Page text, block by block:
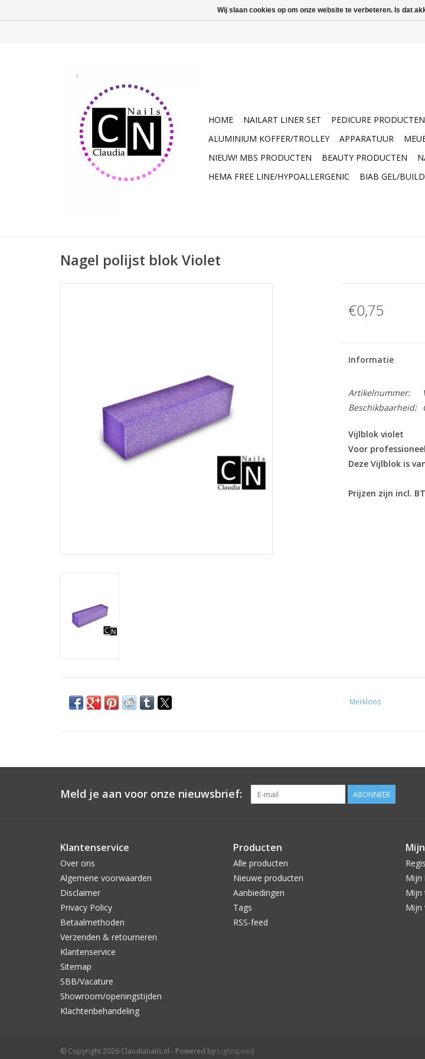
HOME NAILART LINER SET PEDICURE PRODUCTEN
ALUMINIUM KOFFER/TROLLEY
APPARATUUR
NIEUW! MBS PRODUCTEN
BEAUTY PRODUCTEN
HEMA FREE LINE/HYPOALLERGENIC
BIAB GEL/
Nagel polijst blok Violet
€0,75
Informatie
Artikelnummer:
Beschikbaarheid:
Vijlblok violet
Voor
Deze Vijlblok is
Prijzen zijn incl.
Merkloos
Meld je aan voor onze nieuwsbrief: ABONNEER
Klantenservice
Over ons
Algemene voorwaarden
Disclaimer
Privacy Policy
Betaalmethoden
Verzenden & retourneren
Klantenservice
Sitemap
SBB/Vacature
Showroom/openingstijden
Klachtenbehandeling
Producten
Alle producten
Nieuwe producten
Aanbiedingen
Tags
RSS-feed
Mijn
Mijn
Mijn
© Copyright 2026 Claudianails.nl - Powered by Lightspeed
Wij slaan cookies op om onze website te verbeteren. Is dat